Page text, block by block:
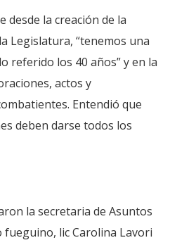
desde la creación de la
Legislatura, “tenemos una
referido los 40 años” y en la
actos y
Entendió que
deben darse todos los
la secretaria de Asuntos
lic Carolina Lavori